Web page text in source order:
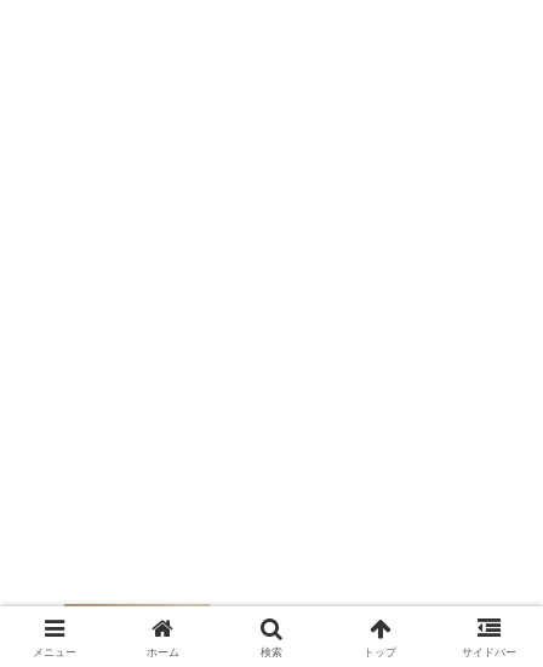
【 Sghr 】スガハラの器とメンバー特典
メニュー ホーム 検索 トップ サイドバー